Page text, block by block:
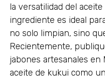
la versatilidad del
ingrediente es ideal
no solo limpian, sino
Recientemente,
jabones artesanales en
aceite de kukui como